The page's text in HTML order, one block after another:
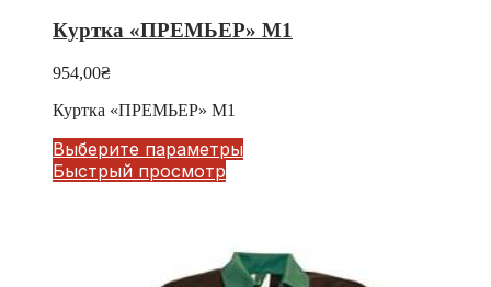
Куртка «ПРЕМЬЕР» М1
954,00₴
Куртка «ПРЕМЬЕР» М1
Выберите параметры
Быстрый просмотр